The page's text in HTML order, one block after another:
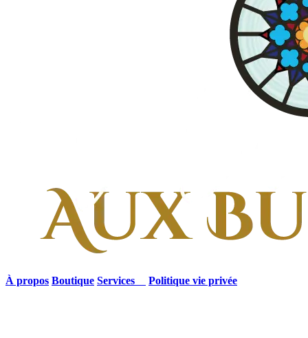
À propos Boutique Services Politique vie privée